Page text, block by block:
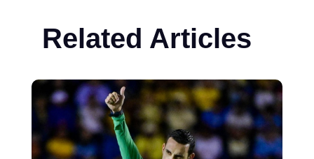
Related Articles